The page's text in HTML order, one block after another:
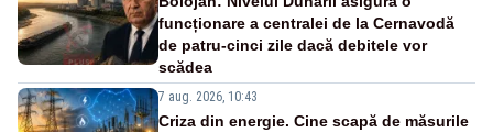
funcționare a centralei de la Cernavodă
de patru-cinci zile dacă debitele vor
scădea
7 aug. 2026, 10:43
Criza din energie. Cine scapă de măsurile